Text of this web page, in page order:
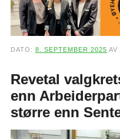
DATO: 8. SEPTEMBER 2025 AV
Revetal
enn
større enn